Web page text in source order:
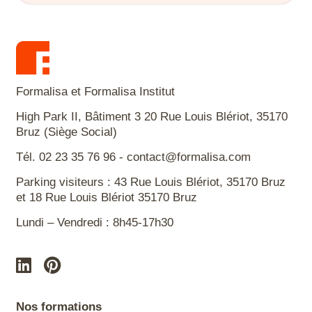
Formalisa et Formalisa Institut
High Park II, Bâtiment 3 20 Rue Louis Blériot, 35170
Bruz (Siège Social)
Tél. 02 23 35 76 96 - contact@formalisa.com
Parking visiteurs : 43 Rue Louis Blériot, 35170 Bruz
et 18 Rue Louis Blériot 35170 Bruz
Lundi – Vendredi : 8h45-17h30
Nos formations